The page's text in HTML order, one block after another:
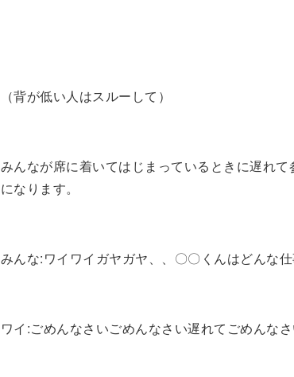
（背が低い人はスルーして）
みんなが席に着いてはじまっているときに遅れ
になります。
みんな:ワイワイガヤガヤ、、〇〇くんはどんな
ワイ:ごめんなさいごめんなさい遅れてごめんなさ